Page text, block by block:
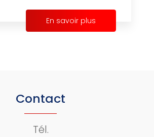
En savoir plus
Contact
Tél.